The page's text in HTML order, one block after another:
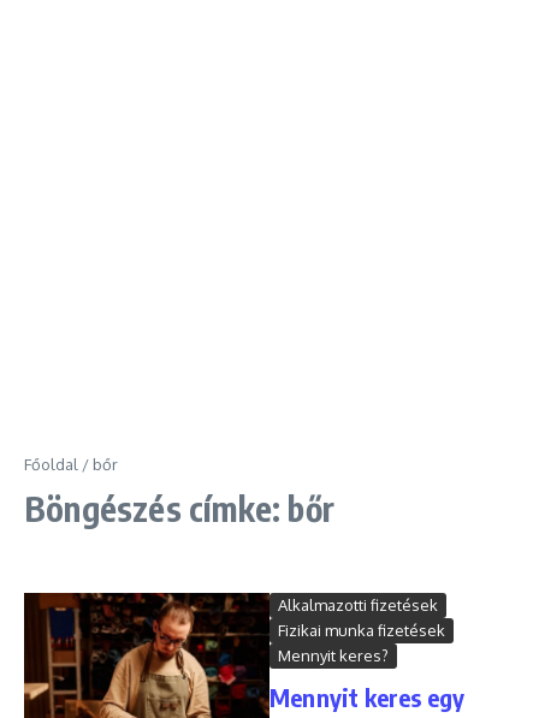
Főoldal / bőr
Böngészés címke: bőr
Alkalmazotti fizetések
Fizikai munka fizetések
Mennyit keres?
Mennyit keres egy